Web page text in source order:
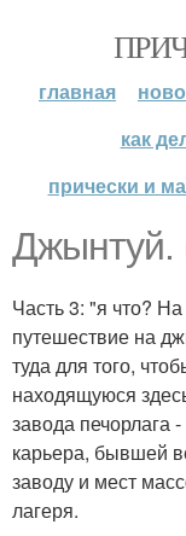
главная
как
прически и
Джынтуй.
Часть 3: "я что?
путешествие на
туда для того,
находящуюся
завода печорлага
карьера, бывшей
заводу и мест
лагеря.